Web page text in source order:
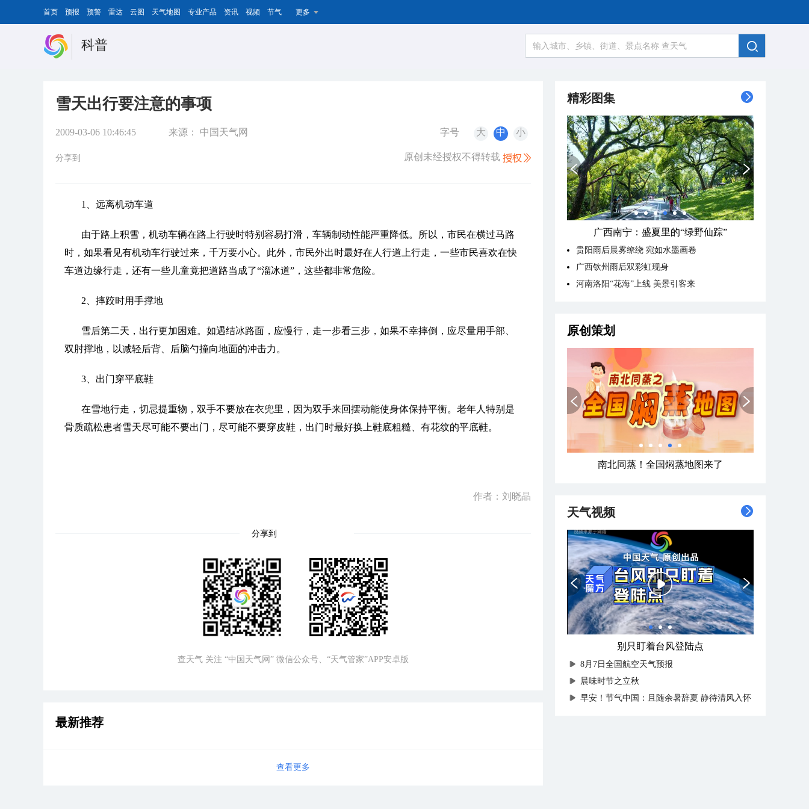
首页 预报 预警 雷达 云图 天气地图 专业产品 资讯 视频 节气 更多
科普
雪天出行要注意的事项
2009-03-06 10:46:45 来源： 中国天气网 字号 大 中 小
分享到 原创未经授权不得转载
1、远离机动车道
由于路上积雪，机动车辆在路上行驶时特别容易打滑，车辆制动性能严重降低。所以，市民在横过马路
时，如果看见有机动车行驶过来，千万要小心。此外，市民外出时最好在人行道上行走，一些市民喜欢在快
车道边缘行走，还有一些儿童竟把道路当成了“溜冰道”，这些都非常危险。
2、摔跤时用手撑地
雪后第二天，出行更加困难。如遇结冰路面，应慢行，走一步看三步，如果不幸摔倒，应尽量用手部、
双肘撑地，以减轻后背、后脑勺撞向地面的冲击力。
3、出门穿平底鞋
在雪地行走，切忌提重物，双手不要放在衣兜里，因为双手来回摆动能使身体保持平衡。老年人特别是
骨质疏松患者雪天尽可能不要出门，尽可能不要穿皮鞋，出门时最好换上鞋底粗糙、有花纹的平底鞋。
作者：刘晓晶
分享到
查天气 关注 “中国天气网” 微信公众号、“天气管家”APP安卓版
最新推荐
查看更多
精彩图集
广西南宁：盛夏里的“绿野仙踪”
贵阳雨后晨雾缭绕 宛如水墨画卷
广西钦州雨后双彩虹现身
河南洛阳“花海”上线 美景引客来
原创策划
南北同蒸！全国焖蒸地图来了
天气视频
别只盯着台风登陆点
8月7日全国航空天气预报
晨味时节之立秋
早安！节气中国：且随余暑辞夏 静待清风入怀